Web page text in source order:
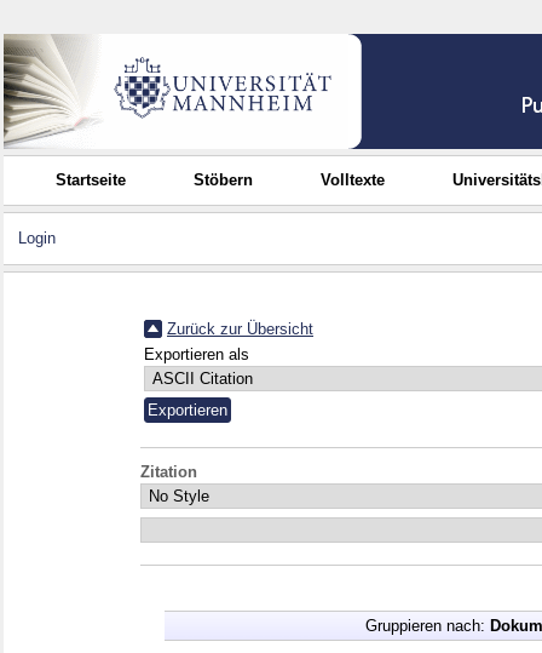
Startseite Stöbern Volltexte
Login
Zurück zur Übersicht
Exportieren als
Zitation
Gruppieren nach: